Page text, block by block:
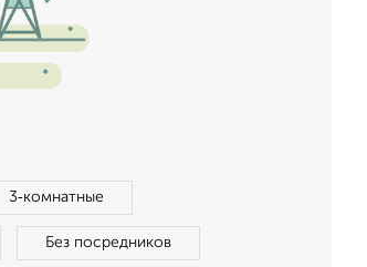
3‑комнатные
Без посредников